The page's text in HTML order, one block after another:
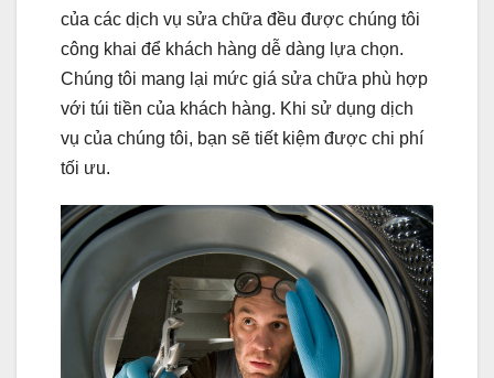
của các dịch vụ sửa chữa đều được chúng tôi
công khai để khách hàng dễ dàng lựa chọn.
Chúng tôi mang lại mức giá sửa chữa phù hợp
với túi tiền của khách hàng. Khi sử dụng dịch
vụ của chúng tôi, bạn sẽ tiết kiệm được chi phí
tối ưu.